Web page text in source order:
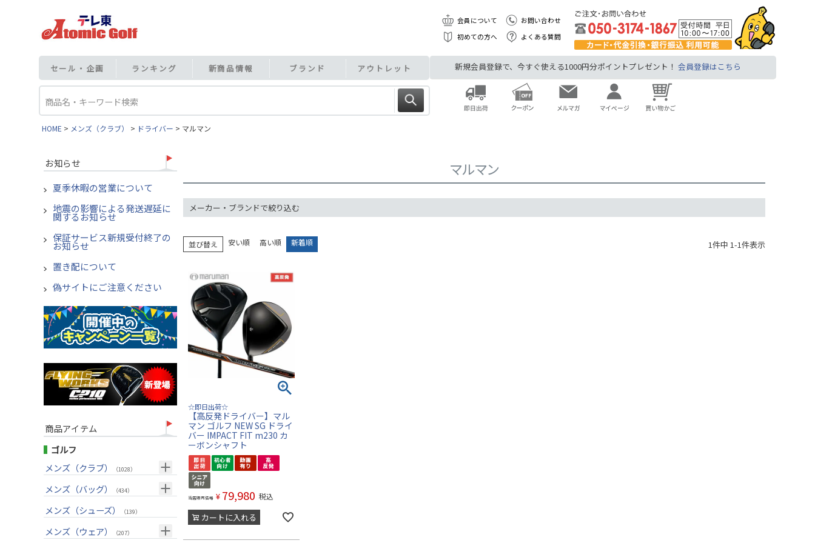
会員について
お問い合わせ
初めての方へ
よくある質問
セール・企画 ランキング 新商品情報 ブランド アウトレット 新規会員登録で、今すぐ使える1000円分ポイントプレゼント！ 会員登録はこちら
HOME メンズ（クラブ） ドライバー マルマン
お知らせ
夏季休暇の営業について
地震の影響による発送遅延に
関するお知らせ
保証サービス新規受付終了の
お知らせ
置き配について
偽サイトにご注意ください
商品アイテム
ゴルフ
メンズ（クラブ）
（1028）
クラブセット(右用) （24）
ドライバー(右用)
フェアウェイウッド(右用) （100）
メンズ（バッグ） （434）
キャディバッグ（212）
ボストンバッグ
メンズ（シューズ） （139）
メンズ（ウェア） （207）
マルマン
メーカー・ブランドで絞り込む
並び替え 安い順 高い順 新着順 1件中 1-1件表示
☆即日出荷☆
【高反発ドライバー】マル
マン ゴルフ NEW SG ドライ
バー IMPACT FIT m230 カ
ーボンシャフト
当店販売価格 ¥ 79,980 税込
カートに入れる